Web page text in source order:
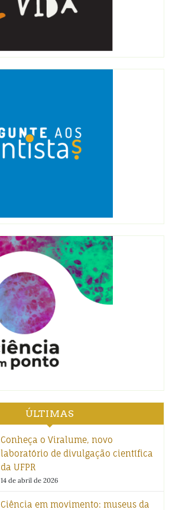
ÚLTIMAS
Conheça o Viralume, novo
laboratório de divulgação científica
da UFPR
14 de abril de 2026
Ciência em movimento: museus da